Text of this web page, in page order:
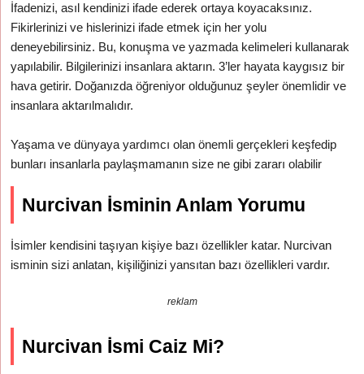
İfadenizi, asıl kendinizi ifade ederek ortaya koyacaksınız.
Fikirlerinizi ve hislerinizi ifade etmek için her yolu
deneyebilirsiniz. Bu, konuşma ve yazmada kelimeleri kullanarak
yapılabilir. Bilgilerinizi insanlara aktarın. 3’ler hayata kaygısız bir
hava getirir. Doğanızda öğreniyor olduğunuz şeyler önemlidir ve
insanlara aktarılmalıdır.
Yaşama ve dünyaya yardımcı olan önemli gerçekleri keşfedip
bunları insanlarla paylaşmamanın size ne gibi zararı olabilir
Nurcivan İsminin Anlam Yorumu
İsimler kendisini taşıyan kişiye bazı özellikler katar. Nurcivan
isminin sizi anlatan, kişiliğinizi yansıtan bazı özellikleri vardır.
reklam
Nurcivan İsmi Caiz Mi?